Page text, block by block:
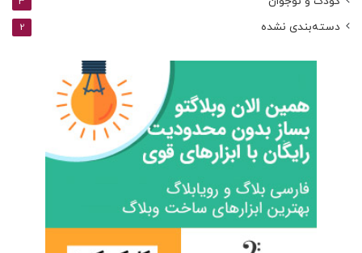
دسته‌بندی نشده 2